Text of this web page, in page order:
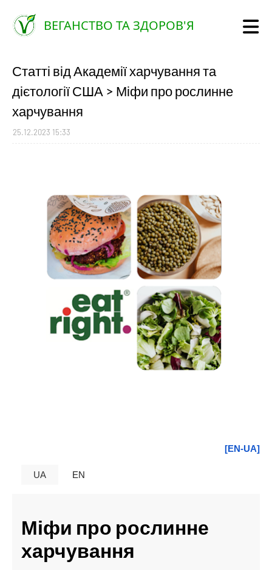
ВЕГАНСТВО ТА ЗДОРОВ'Я
Статті від Академії харчування та
дієтології США > Міфи про рослинне
харчування
25.12.2023 15:33
[EN-UA]
UA EN
Міфи про рослинне
харчування